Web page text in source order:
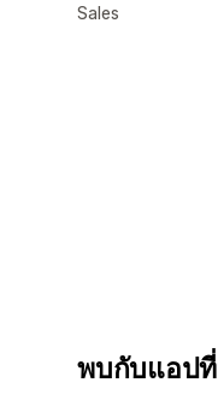
Sales
พบกับแอป